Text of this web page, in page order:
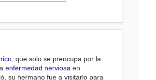
, que solo se preocupa por la
enfermedad nerviosa en
su hermano fue a visitarlo para